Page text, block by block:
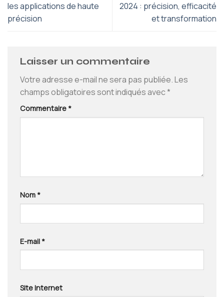
les applications de haute
précision
2024 : précision, efficacité
et transformation
Laisser un commentaire
Votre adresse e-mail ne sera pas publiée.Les
champs obligatoires sont indiqués avec*
Commentaire *
Nom *
E-mail *
Site Internet